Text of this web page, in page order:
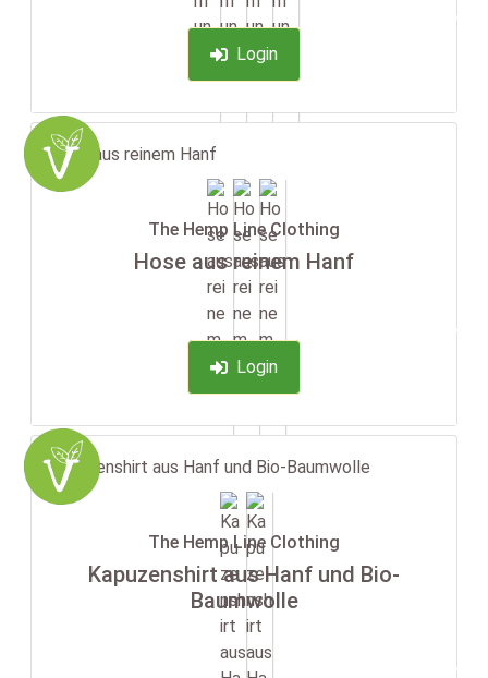
Login
-35%
The Hemp Line Clothing
Hose aus reinem Hanf
Login
-35%
The Hemp Line Clothing
Kapuzenshirt aus Hanf und Bio-
Baumwolle
-35%